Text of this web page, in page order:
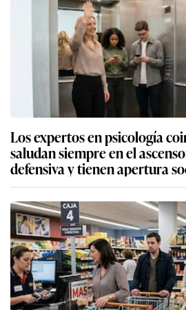
Los expertos en psicología
saludan siempre en el
defensiva y tienen apertura